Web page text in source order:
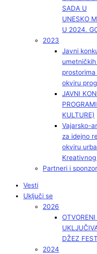
SADA U
UNESKO
U 2024.
2023
Javni
okviru
JAVNI
KULTURE)
Vajarsko-
za idejno
okviru
Partneri i
Vesti
Uključi se
2026
DŽEZ
2024